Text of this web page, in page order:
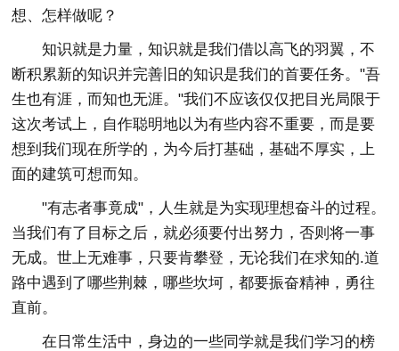
想、怎样做呢？
知识就是力量，知识就是我们借以高飞的羽翼，不
断积累新的知识并完善旧的知识是我们的首要任务。"吾
生也有涯，而知也无涯。"我们不应该仅仅把目光局限于
这次考试上，自作聪明地以为有些内容不重要，而是要
想到我们现在所学的，为今后打基础，基础不厚实，上
面的建筑可想而知。
"有志者事竟成"，人生就是为实现理想奋斗的过程。
当我们有了目标之后，就必须要付出努力，否则将一事
无成。世上无难事，只要肯攀登，无论我们在求知的.道
路中遇到了哪些荆棘，哪些坎坷，都要振奋精神，勇往
直前。
在日常生活中，身边的一些同学就是我们学习的榜